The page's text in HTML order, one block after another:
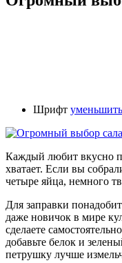
Шрифт
Каждый любит вкусно
хватает. Если вы
четыре яйца, немного
Для заправки
даже новичок в мире
сделаете
добавьте белок и
петрушку лучше